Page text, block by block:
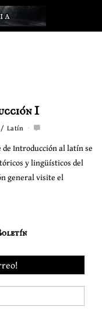
I
/ Latín
Introducción al latín se
y lingüísticos del
general visite el